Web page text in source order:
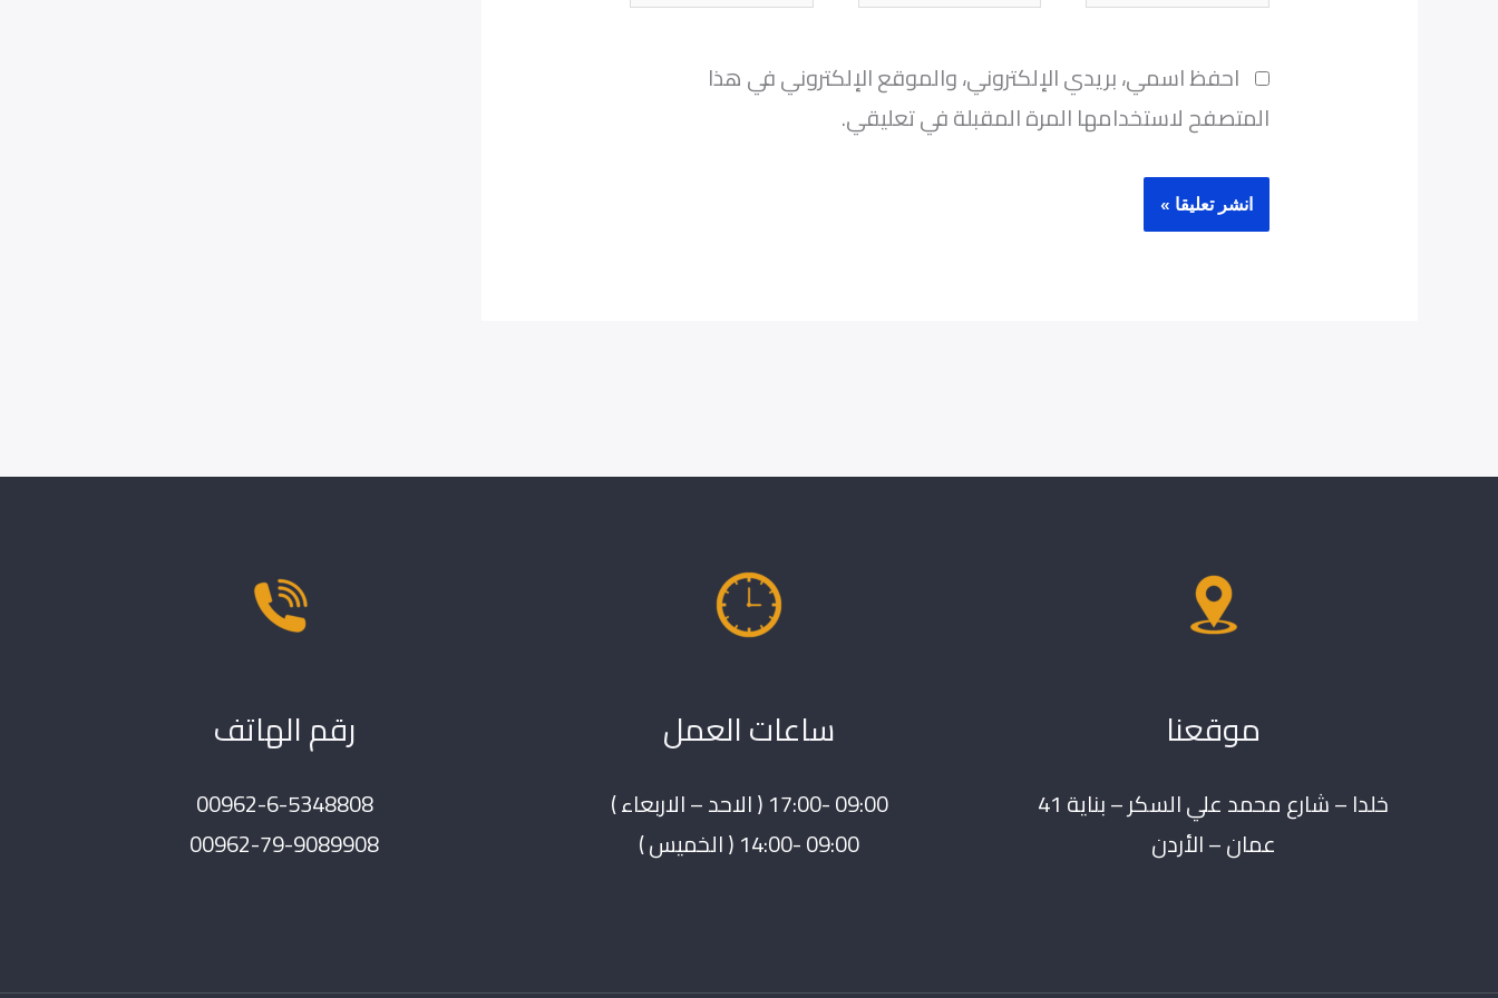
احفظ اسمي، بريدي الإلكتروني، والموقع الإلكتروني في هذا
المتصفح لاستخدامها المرة المقبلة في تعليقي.
موقعنا
خلدا – شارع محمد علي السكر – بناية 41
عمان – الأردن
ساعات العمل
09:00 -17:00 ( الاحد – الاربعاء )
09:00 -14:00 ( الخميس )
رقم الهاتف
00962-6-5348808
00962-79-9089908